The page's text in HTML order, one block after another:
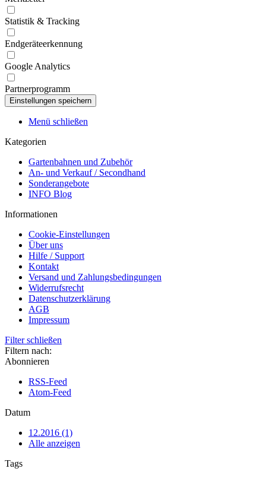
Statistik & Tracking
Endgeräteerkennung
Google Analytics
Partnerprogramm
Menü schließen
Kategorien
Gartenbahnen und Zubehör
An- und Verkauf / Secondhand
Sonderangebote
INFO Blog
Informationen
Cookie-Einstellungen
Über uns
Hilfe / Support
Kontakt
Versand und Zahlungsbedingungen
Widerrufsrecht
Datenschutzerklärung
AGB
Impressum
Filter schließen
Filtern nach:
Abonnieren
RSS-Feed
Atom-Feed
Datum
12.2016 (1)
Alle anzeigen
Tags